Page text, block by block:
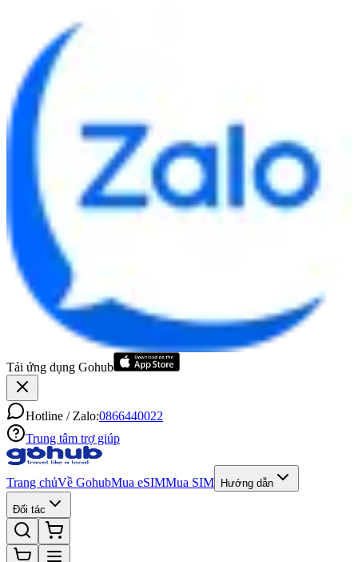
Tải ứng dụng Gohub
Hotline / Zalo:0866440022
Trung tâm trợ giúp
Trang chủVề GohubMua eSIMMua SIM Hướng dẫn
Đối tác